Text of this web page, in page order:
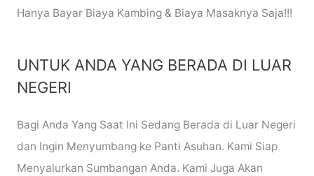
Hanya Bayar Biaya Kambing & Biaya Masaknya Saja!!!
UNTUK ANDA YANG BERADA DI LUAR
NEGERI
Bagi Anda Yang Saat Ini Sedang Berada di Luar Negeri
dan Ingin Menyumbang ke Panti Asuhan. Kami Siap
Menyalurkan Sumbangan Anda. Kami Juga Akan